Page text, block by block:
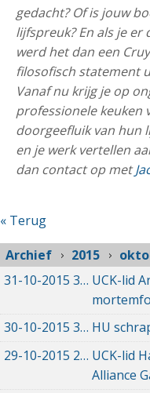
gedacht? Of is jouw
lijfspreuk? En als je
werd het dan een
filosofisch statement
Vanaf nu krijg je op
professionele keuken
doorgeefluik van hun
en je werk vertellen
dan contact op met
« Terug
Archief
2015
31-10-2015 31-10-2015 00:00
UCK-lid
30-10-2015 30-10-2015 00:00
HU
29-10-2015 29-10-2015 00:00
UCK-lid
Alliance